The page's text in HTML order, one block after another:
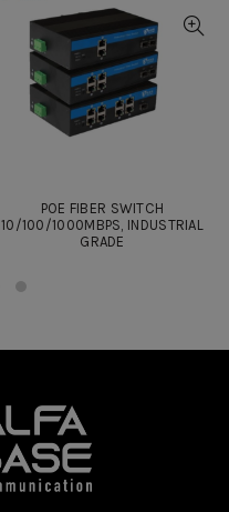
POE FIBER SWITCH
10/100/1000MBPS, INDUSTRIAL
GRADE